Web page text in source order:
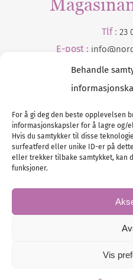
Behandle
For å gi deg den beste opplevelsen
informasjonskapsler for å lagre og/
Hvis du samtykker til disse
surfeatferd eller unike ID-er på
eller trekker tilbake samtykket, kan
funksjoner.
Vis
Tlf : 23
E-post : info@
Tlf :23
E-post :info@